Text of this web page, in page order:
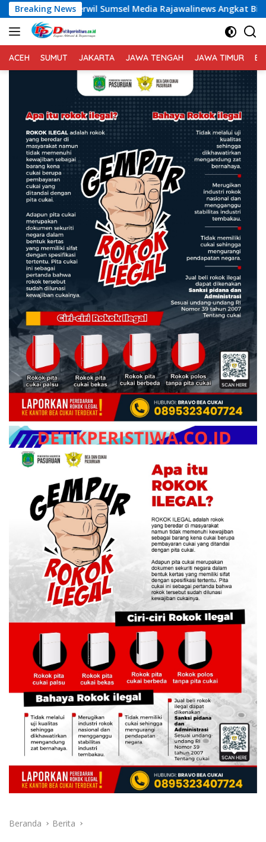
Langsung
ke
konten
Breaking News
Media Rajawalinews Angkat Bicara Dugaan
ACEH SUMUT JAKARTA JAWA TENGAH JAWA TIMUR
Beranda Berita